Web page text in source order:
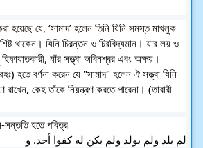
হয়েছে যে, ‘সামাদ’ হলেন তিনি যিনি সমস্ত মাখলুক
থাকেন। যিনি চিরন্তন ও চিরবিদ্যমান। যার লয় ও
যাঁর সত্ত্বা অবিনশ্বর এবং অক্ষয়।
হতে বর্ণনা করেন যে "সামাদ" হলেন ঐ সত্ত্বা যিনি
রাখেন, কেহ তাঁকে নিয়ন্ত্রণ করতে পারেনা। (তাবারী
হতে পবিত্র
لم يلد ولم يولد ولم يكن له كفوا أحد. و